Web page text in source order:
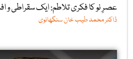
عصرِ نو کا فکری تلاطم: ایک سقراطی و
ڈاکٹر محمد طیب خان سنگھانوی